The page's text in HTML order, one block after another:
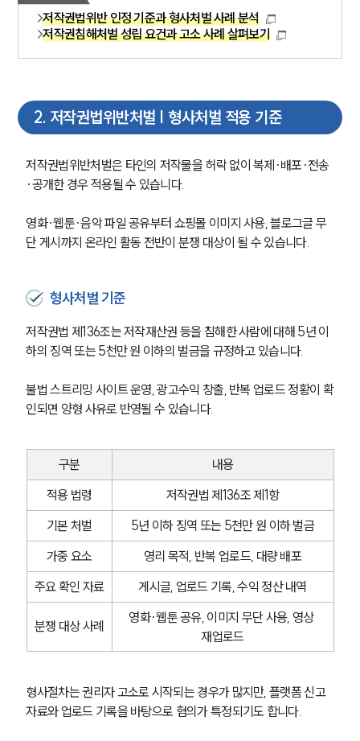
저작권법위반 인정 기준과 형사처벌 사례 분석
저작권침해처벌 성립 요건과 고소 사례 살펴보기
2. 저작권법위반처벌 | 형사처벌 적용 기준
저작권법위반처벌은 타인의 저작물을 허락 없이 복제·배포·전송
·공개한 경우 적용될 수 있습니다.
영화·웹툰·음악 파일 공유부터 쇼핑몰 이미지 사용, 블로그글 무
단 게시까지 온라인 활동 전반이 분쟁 대상이 될 수 있습니다.
형사처벌 기준
저작권법 제136조는 저작재산권 등을 침해한 사람에 대해 5년 이
하의 징역 또는 5천만 원 이하의 벌금을 규정하고 있습니다.
불법 스트리밍 사이트 운영, 광고수익 창출, 반복 업로드 정황이 확
인되면 양형 사유로 반영될 수 있습니다.
구분
내용
적용 법령
저작권법 제136조 제1항
기본 처벌
5년 이하 징역 또는 5천만 원 이하 벌금
가중 요소
영리 목적, 반복 업로드, 대량 배포
주요 확인 자료
게시글, 업로드 기록, 수익 정산 내역
분쟁 대상 사례
영화·웹툰 공유, 이미지 무단 사용, 영상
재업로드
형사절차는 권리자 고소로 시작되는 경우가 많지만, 플랫폼 신고
자료와 업로드 기록을 바탕으로 혐의가 특정되기도 합니다.